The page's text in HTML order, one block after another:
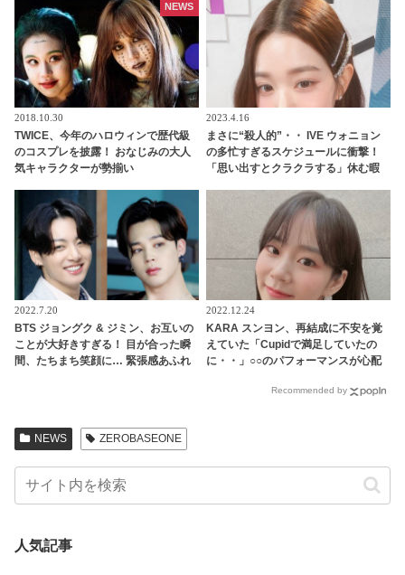
おふざけにほっこり
らない彼のやさしさとは・・
2018.10.30
TWICE、今年のハロウィンで歴代級
のコスプレを披露！ おなじみの大人
気キャラクターが勢揃い
NEWS
2023.4.16
まさに“殺人的”・・ IVE ウォニョン
の多忙すぎるスケジュールに衝撃！
「思い出すとクラクラする」休む暇
仕事ぶりにビックリ
2022.7.20
BTS ジョングク & ジミン、お互いの
ことが大好きすぎる！ 目が合った瞬
間、たちまち笑顔に… 緊張感あふれ
2022.12.24
KARA スンヨン、再結成に不安を覚
えていた「Cupidで満足していたの
に・・」○○のパフォーマンスが心配
プライドが感じられる発言はさすが
Recommended by
NEWS ZEROBASEONE
人気記事